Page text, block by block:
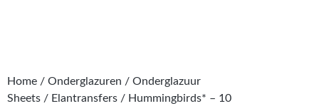
Home / Onderglazuren / Onderglazuur
Sheets / Elantransfers / Hummingbirds* – 10